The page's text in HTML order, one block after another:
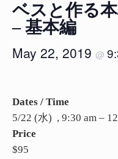
ベスと作る
– 基本編
May 22, 2019 @
Dates / Time
5/22 (水) , 9:30 am –
Price
$95